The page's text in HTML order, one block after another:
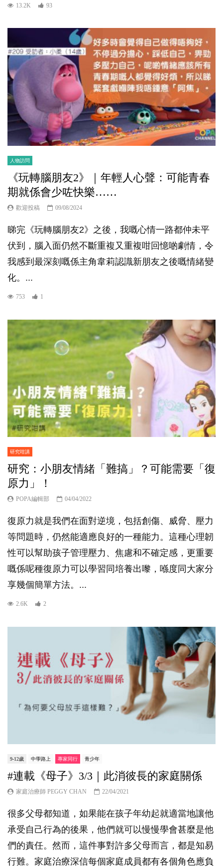
13.2K 93
人物訪問
《玩轉腦朋友2》｜年輕人心聲：可能青春
期就係會少咗快樂……
歡迎投稿 09/08/2024
睇完《玩轉腦朋友2》之後，我嘅心情一路都仲未平
伏到，腦入面仍然不斷重複又重複咁回憶啲劇情，令
我感到最深刻嘅係主角韋莉認識新朋友之後嘅情緒變
化。...
753 1
研究咁講
研究：小朋友情緒「難搞」？可能需要「復
原力」！
POPA編輯部 04/04/2022
復原力就是我們在面對逆境，包括創傷、威脅、壓力
等問題時，仍然能適應良好的一種能力。這種心理韌
性可以幫助孩子管理壓力、焦慮和不確定感，更重要
嘅係呢種復原力可以學習同培養出嚟，喺度同大家分
享幾個簡單方法。...
2.6K 2
9-12歲 中學路上 專家同行 青少年
#連載《母子》3/3｜此消彼長的家庭關係
家庭治療師 PEGGY CHAN 22/04/2021
很多父母都知道，如果能在孩子年幼起就適當地讓他
承受自己行為的後果，他們就可以慢慢學會甚麼是他
們的責任。然而，這件事對許多父母而言，都是知易
行難。家庭治療深信每個家庭成員都有各個角色應負